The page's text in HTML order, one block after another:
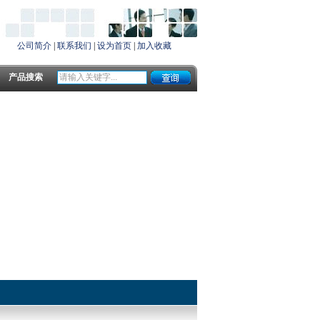
公司简介 联系我们 设为首页 加入收藏
产品搜索